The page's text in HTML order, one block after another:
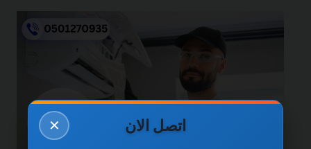
✕ اتصل الان